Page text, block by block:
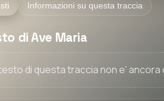
Informazioni su questa traccia
di Ave Maria
di questa traccia non e'